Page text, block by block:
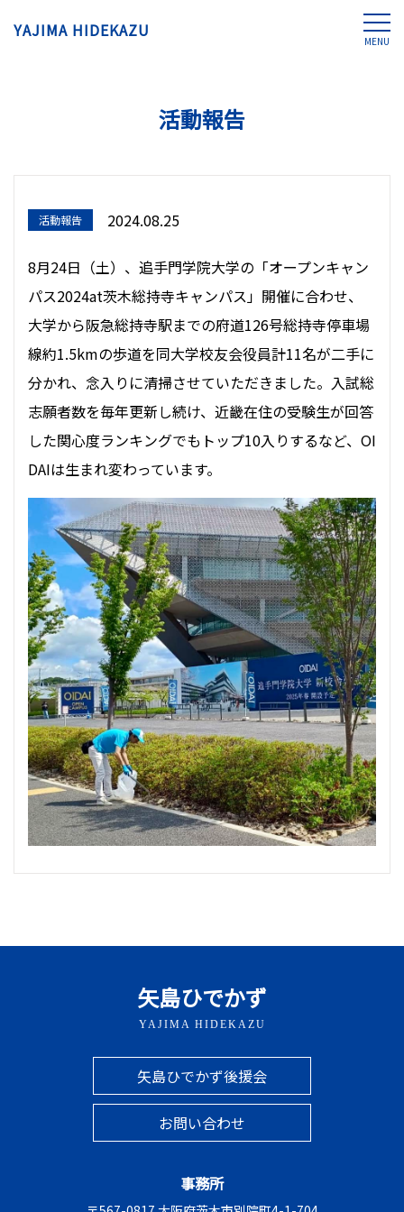
YAJIMA HIDEKAZU
MENU
活動報告
活動報告 2024.08.25
8月24日（土）、追手門学院大学の「オープンキャン
パス2024at茨木総持寺キャンパス」開催に合わせ、
大学から阪急総持寺駅までの府道126号総持寺停車場
線約1.5kmの歩道を同大学校友会役員計11名が二手に
分かれ、念入りに清掃させていただきました。入試総
志願者数を毎年更新し続け、近畿在住の受験生が回答
した関心度ランキングでもトップ10入りするなど、OI
DAIは生まれ変わっています。
矢島ひでかず
YAJIMA HIDEKAZU
矢島ひでかず後援会
お問い合わせ
事務所